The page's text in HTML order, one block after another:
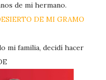
de mi hermano.
DE MI GRAMO
mi familia, decidí hacer